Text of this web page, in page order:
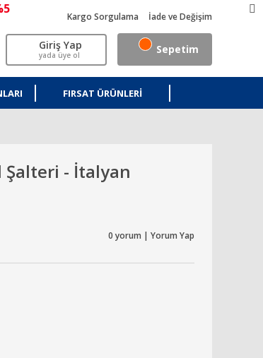
Kargo Sorgulama İade ve Değişim
Giriş Yap
yada üye ol Sepetim
FIRSAT ÜRÜNLERI
Şalteri - İtalyan
0 yorum | Yorum Yap